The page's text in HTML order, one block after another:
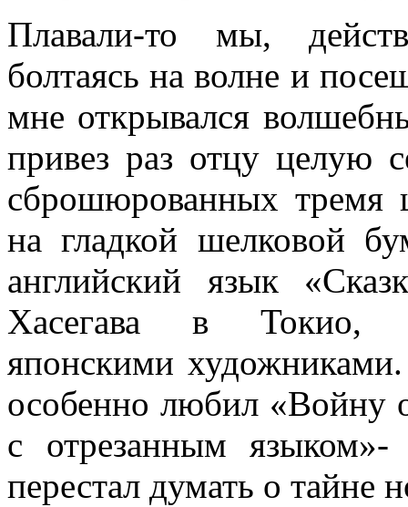
Плавали-то мы,
болтаясь на волне и
мне открывался
привез раз отцу
сброшюро­ванных тремя
на гладкой шелковой
английский язык
Хасегава в Токио,
японскими
особенно лю­бил «Войну
с отрезанным
перестал думать о тайне